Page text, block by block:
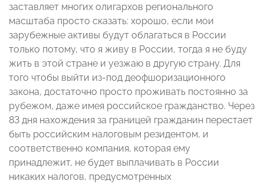
заставляет многих олигархов регионального
масштаба просто сказать: хорошо, если мои
зарубежные активы будут облагаться в России
только потому, что я живу в России, тогда я не буду
жить в этой стране и уезжаю в другую страну. Для
того чтобы выйти из-под деофшоризационного
закона, достаточно просто проживать постоянно за
рубежом, даже имея российское гражданство. Через
83 дня нахождения за границей гражданин перестает
быть российским налоговым резидентом, и
соответственно компания, которая ему
принадлежит, не будет выплачивать в России
никаких налогов, предусмотренных